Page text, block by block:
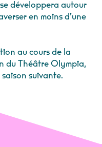
développera autour
en moins d’une
au cours de la
du Théâtre Olympia,
suivante.